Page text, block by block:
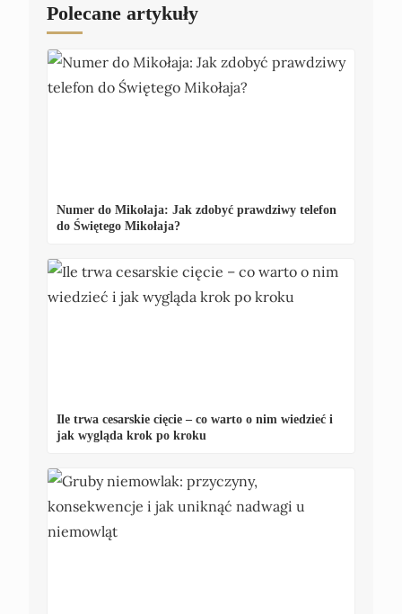
Polecane artykuły
Numer do Mikołaja: Jak zdobyć prawdziwy telefon
do Świętego Mikołaja?
Ile trwa cesarskie cięcie – co warto o nim wiedzieć i
jak wygląda krok po kroku